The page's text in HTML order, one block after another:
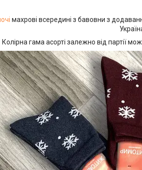
махрові всередині з бавовни з
Колірна гама асорті залежно від партії